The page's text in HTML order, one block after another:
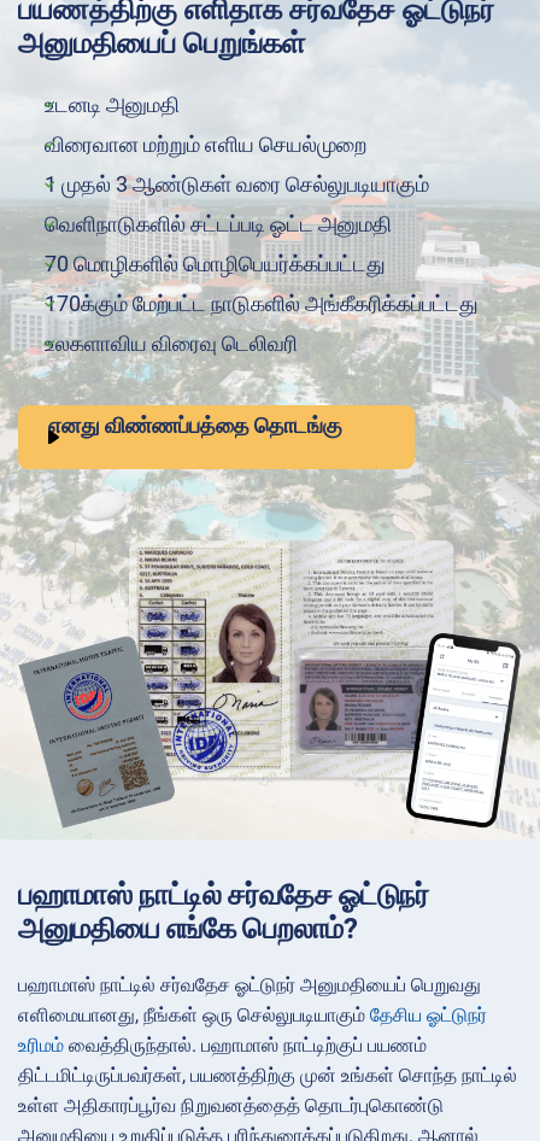
பயணத்திற்கு எளிதாக சர்வதேச ஓட்டுநர்
அனுமதியைப் பெறுங்கள்
உடனடி அனுமதி
விரைவான மற்றும் எளிய செயல்முறை
1 முதல் 3 ஆண்டுகள் வரை செல்லுபடியாகும்
வெளிநாடுகளில் சட்டப்படி ஓட்ட அனுமதி
70 மொழிகளில் மொழிபெயர்க்கப்பட்டது
170க்கும் மேற்பட்ட நாடுகளில் அங்கீகரிக்கப்பட்டது
உலகளாவிய விரைவு டெலிவரி
எனது விண்ணப்பத்தை தொடங்கு
பஹாமாஸ் நாட்டில் சர்வதேச ஓட்டுநர்
அனுமதியை எங்கே பெறலாம்?
பஹாமாஸ் நாட்டில் சர்வதேச ஓட்டுநர் அனுமதியைப் பெறுவது
எளிமையானது, நீங்கள் ஒரு செல்லுபடியாகும் தேசிய ஓட்டுநர்
உரிமம் வைத்திருந்தால். பஹாமாஸ் நாட்டிற்குப் பயணம்
திட்டமிட்டிருப்பவர்கள், பயணத்திற்கு முன் உங்கள் சொந்த நாட்டில்
உள்ள அதிகாரப்பூர்வ நிறுவனத்தைத் தொடர்புகொண்டு
அனுமதியை உறுதிப்படுத்த பரிந்துரைக்கப்படுகிறது. ஆனால்